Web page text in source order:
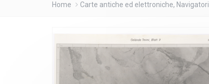
Home Carte antiche ed elettroniche, Navigatori